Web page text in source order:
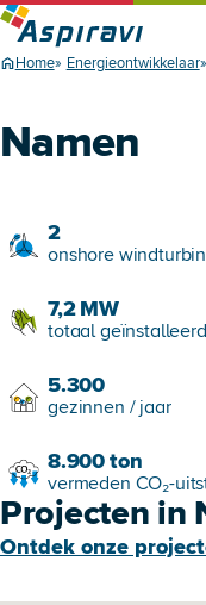
Home Energieontwikkelaar
Namen
2
onshore
7,2 MW
totaal
5.300
gezinnen / jaar
8.900ton
vermeden CO₂-
Projecten in
Ontdek onze